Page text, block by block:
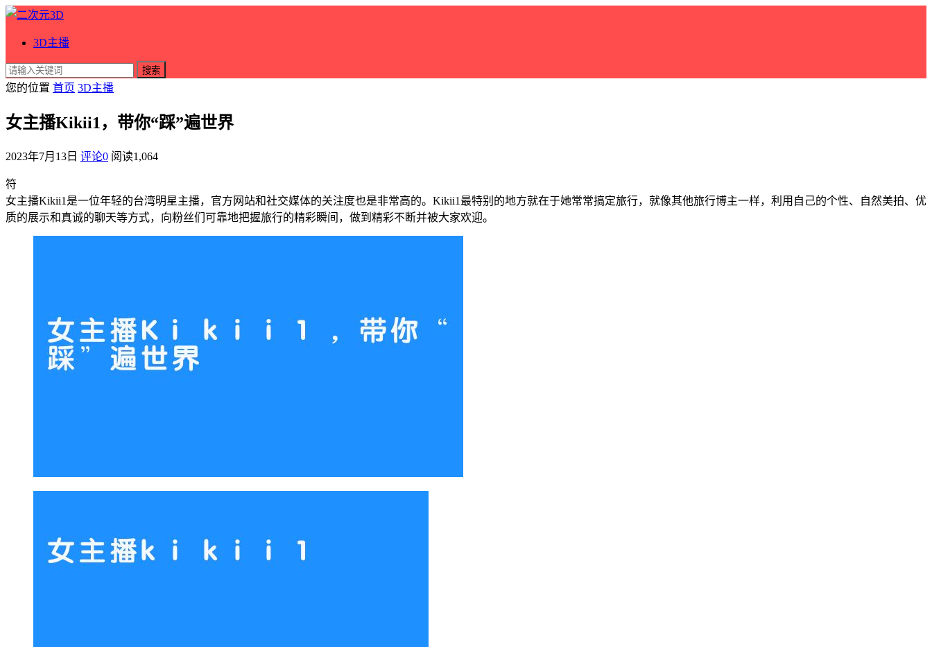
3D主播
搜索
您的位置 首页 3D主播
女主播Kikii1，带你“踩”遍世界
2023年7月13日 评论0 阅读1,064
符
女主播Kikii1是一位年轻的台湾明星主播，官方网站和社交媒体的关注度也是非常高的。Kikii1最特别的地方就在于她常常搞定旅行，就像其他旅行博主一样，利用自己的个性、自然美拍、优
质的展示和真诚的聊天等方式，向粉丝们可靠地把握旅行的精彩瞬间，做到精彩不断并被大家欢迎。